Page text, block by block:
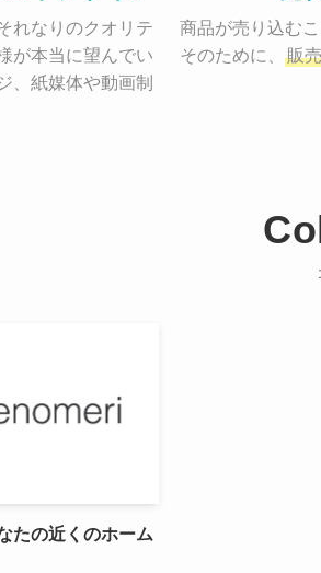
れなりのクオリティーで作り納品する
が本当に望んでいた、デザインのゴー
、紙媒体や動画制作まで
お客様のサ
商品が売り込む
そのために、
販
たの近くのホーム